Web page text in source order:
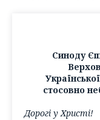
Синоду
стосовно
Дорогі у Христі!